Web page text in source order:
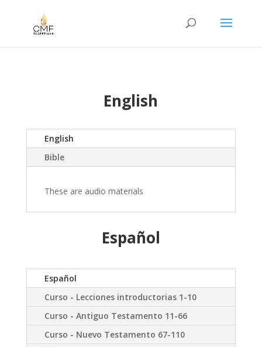
English
English
Bible
These are audio materials
Español
Español
Curso - Lecciones introductorias 1-10
Curso - Antiguo Testamento 11-66
Curso - Nuevo Testamento 67-110